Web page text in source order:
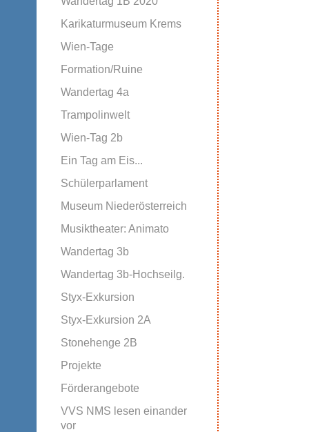
Karikaturmuseum Krems
Wien-Tage
Formation/Ruine
Wandertag 4a
Trampolinwelt
Wien-Tag 2b
Ein Tag am Eis...
Schülerparlament
Museum Niederösterreich
Musiktheater: Animato
Wandertag 3b
Wandertag 3b-Hochseilg.
Styx-Exkursion
Styx-Exkursion 2A
Stonehenge 2B
Projekte
Förderangebote
VVS NMS lesen einander
vor